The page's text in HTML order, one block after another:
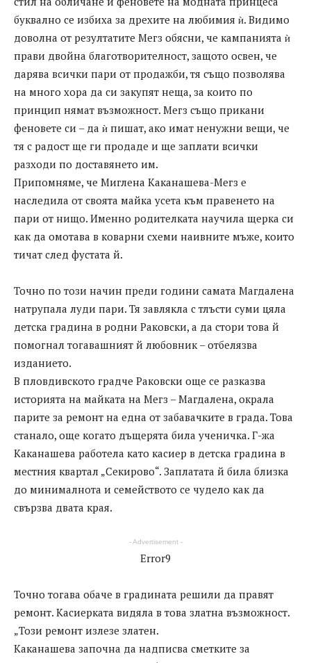
буквално се избиха за дрехите на любимия ѝ. Видимо
доволна от резултатите Мегз обясни, че кампанията ѝ
прави двойна благотворителност, защото освен, че
дарява всички пари от продажби, тя също позволява
на много хора да си закупят неща, за които по
принцип нямат възможност. Мегз също прикани
феновете си – да ѝ пишат, ако имат ненужни вещи, че
тя с радост ще ги продаде и ще заплати всички
разходи по доставянето им.
Припомняме, че Миглена Каканашева-Мегз е
наследила от своята майка усета към правенето на
пари от нищо. Именно родителката научила щерка си
как да омотава в коварни схеми наивните мъже, които
тичат след фустата й.
Точно по този начин преди години самата Магдалена
натрупала луди пари. Тя завлякла с тлъсти суми цяла
детска градина в родни Раковски, а да стори това й
помогнал тогавашният й любовник – отбелязва
изданието.
В пловдивското градче Раковски още се разказва
историята на майката на Мегз – Магдалена, окрала
парите за ремонт на една от забавачките в града. Това
станало, още когато дъщерята била ученичка. Г-жа
Каканашева работела като касиер в детска градина в
местния квартал „Секирово“. Заплатата й била близка
до минималнота и семейството се чудело как да
свързва двата края.
- Advertisement -
Error9
Точно тогава обаче в градината решили да правят
ремонт. Касиерката видяла в това златна възможност.
„Този ремонт излезе златен.
Каканашева започна да надписва сметките за